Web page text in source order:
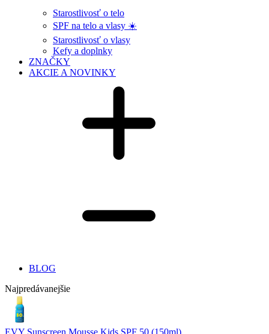
Starostlivosť o telo
SPF na telo a vlasy ☀️
Starostlivosť o vlasy
Kefy a doplnky
ZNAČKY
AKCIE A NOVINKY
BLOG
Najpredávanejšie
EVY Sunscreen Mousse Kids SPF 50 (150ml)